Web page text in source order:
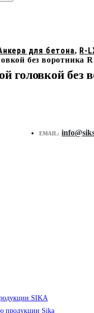
для бетона, R-
без воротника
головкой
EMAIL:
SIKA
продукции Sika